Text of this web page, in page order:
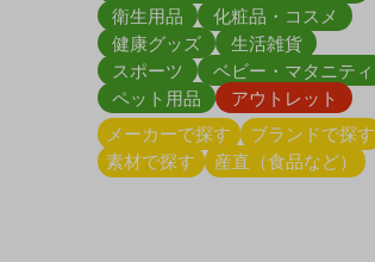
衛生用品
化粧品・コスメ
健康グッズ
生活雑貨
スポーツ
ベビー・マタニティ
ペット用品
アウトレット
メーカーで探す
ブランドで探す
素材で探す
産直（食品など）